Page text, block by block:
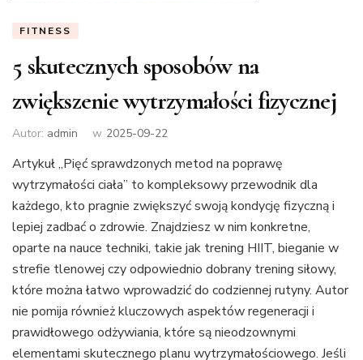
FITNESS
5 skutecznych sposobów na
zwiększenie wytrzymałości fizycznej
Autor: admin w 2025-09-22
Artykuł „Pięć sprawdzonych metod na poprawę
wytrzymałości ciała” to kompleksowy przewodnik dla
każdego, kto pragnie zwiększyć swoją kondycję fizyczną i
lepiej zadbać o zdrowie. Znajdziesz w nim konkretne,
oparte na nauce techniki, takie jak trening HIIT, bieganie w
strefie tlenowej czy odpowiednio dobrany trening siłowy,
które można łatwo wprowadzić do codziennej rutyny. Autor
nie pomija również kluczowych aspektów regeneracji i
prawidłowego odżywiania, które są nieodzownymi
elementami skutecznego planu wytrzymałościowego. Jeśli